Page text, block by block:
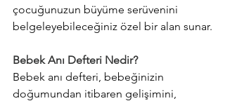
çocuğunuzun büyüme serüvenini
belgeleyebileceğiniz özel bir alan sunar.
Bebek Anı Defteri Nedir?
Bebek anı defteri, bebeğinizin
doğumundan itibaren gelişimini,